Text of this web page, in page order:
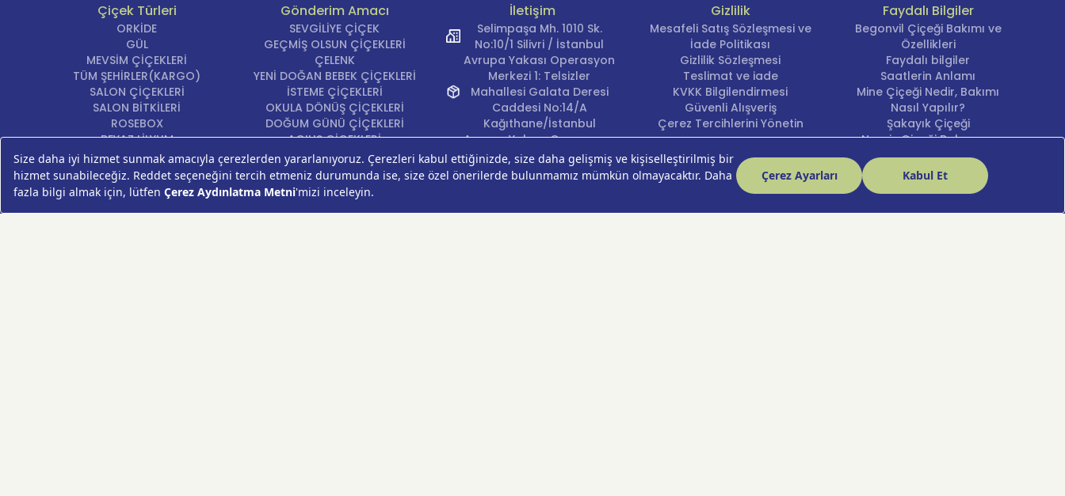
Çiçek Türleri
ORKİDE
GÜL
MEVSİM ÇİÇEKLERİ
TÜM ŞEHİRLER(KARGO)
SALON ÇİÇEKLERİ
SALON BİTKİLERİ
ROSEBOX
BEYAZ LİLYUM
LALE
AYNI GÜN TESLİM ÇİÇEK
KASIMPATI
GERBERA
KRİZANTEM
Gönderim Amacı
SEVGİLİYE ÇİÇEK
GEÇMİŞ OLSUN ÇİÇEKLERİ
ÇELENK
YENİ DOĞAN BEBEK ÇİÇEKLERİ
İSTEME ÇİÇEKLERİ
OKULA DÖNÜŞ ÇİÇEKLERİ
DOĞUM GÜNÜ ÇİÇEKLERİ
AÇILIŞ ÇİÇEKLERİ
ÖZÜR ÇİÇEĞİ
YIL DÖNÜMÜ ÇİÇEKLERİ
YENİ İŞ ÇİÇEĞİ
İletişim
Selimpaşa Mh. 1010 Sk.
No:10/1 Silivri / İstanbul
Avrupa Yakası Operasyon
Merkezi 1: Telsizler
Mahallesi Galata Deresi
Caddesi No:14/A
Kağıthane/İstanbul
Avrupa Yakası Operasyon
Merkezi 2: Güven Mahallesi
Çalışlar Sokak No:37/A
Operasyon Merkezi 1:
Gizlilik
Mesafeli Satış Sözleşmesi ve
İade Politikası
Gizlilik Sözleşmesi
Teslimat ve iade
KVKK Bilgilendirmesi
Güvenli Alışveriş
Çerez Tercihlerini Yönetin
Faydalı Bilgiler
Begonvil Çiçeği Bakımı ve
Özellikleri
Faydalı bilgiler
Saatlerin Anlamı
Mine Çiçeği Nedir, Bakımı
Nasıl Yapılır?
Şakayık Çiçeği
Nergis Çiçeği Bakımı ve
Anlamı